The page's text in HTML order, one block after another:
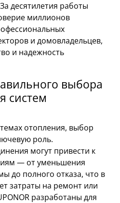
десятилетия работы
миллионов
и домовладельцев,
и надежность
выбора
систем
отопления, выбор
роль.
могут привести к
— от уменьшения
до полного отказа, что в
затраты на ремонт или
разработаны для